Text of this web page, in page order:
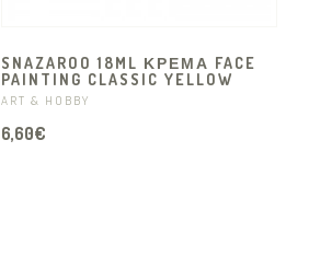
SNAZAROO 18ML ΚΡΈΜΑ FACE
PAINTING CLASSIC YELLOW
ART & HOBBY
6,60€